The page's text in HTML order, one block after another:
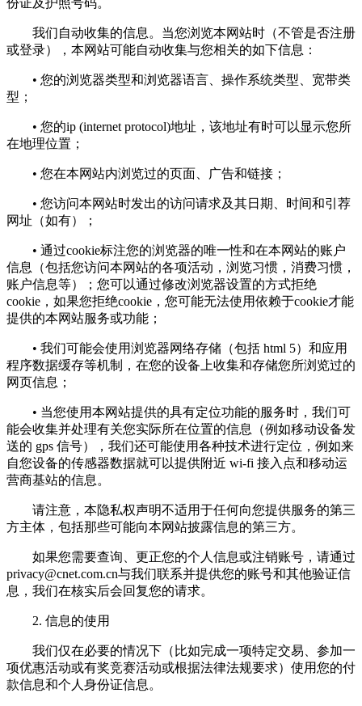
份证及护照号码。
我们自动收集的信息。当您浏览本网站时（不管是否注册
或登录），本网站可能自动收集与您相关的如下信息：
• 您的浏览器类型和浏览器语言、操作系统类型、宽带类
型；
• 您的ip (internet protocol)地址，该地址有时可以显示您所
在地理位置；
• 您在本网站内浏览过的页面、广告和链接；
• 您访问本网站时发出的访问请求及其日期、时间和引荐
网址（如有）；
• 通过cookie标注您的浏览器的唯一性和在本网站的账户
信息（包括您访问本网站的各项活动，浏览习惯，消费习惯，
账户信息等）；您可以通过修改浏览器设置的方式拒绝
cookie，如果您拒绝cookie，您可能无法使用依赖于cookie才能
提供的本网站服务或功能；
• 我们可能会使用浏览器网络存储（包括 html 5）和应用
程序数据缓存等机制，在您的设备上收集和存储您所浏览过的
网页信息；
• 当您使用本网站提供的具有定位功能的服务时，我们可
能会收集并处理有关您实际所在位置的信息（例如移动设备发
送的 gps 信号），我们还可能使用各种技术进行定位，例如来
自您设备的传感器数据就可以提供附近 wi-fi 接入点和移动运
营商基站的信息。
请注意，本隐私权声明不适用于任何向您提供服务的第三
方主体，包括那些可能向本网站披露信息的第三方。
如果您需要查询、更正您的个人信息或注销账号，请通过
privacy@cnet.com.cn与我们联系并提供您的账号和其他验证信
息，我们在核实后会回复您的请求。
2. 信息的使用
我们仅在必要的情况下（比如完成一项特定交易、参加一
项优惠活动或有奖竞赛活动或根据法律法规要求）使用您的付
款信息和个人身份证信息。